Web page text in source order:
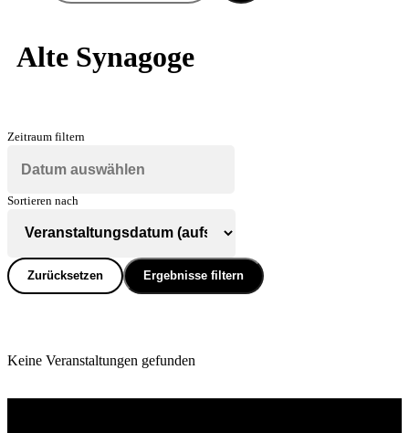
Alte Synagoge
Zeitraum filtern
Sortieren nach
Zurücksetzen Ergebnisse filtern
Keine Veranstaltungen gefunden